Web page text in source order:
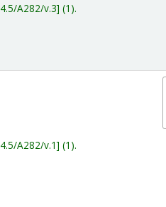
A282/v.3 (1).
A282/v.1 (1).